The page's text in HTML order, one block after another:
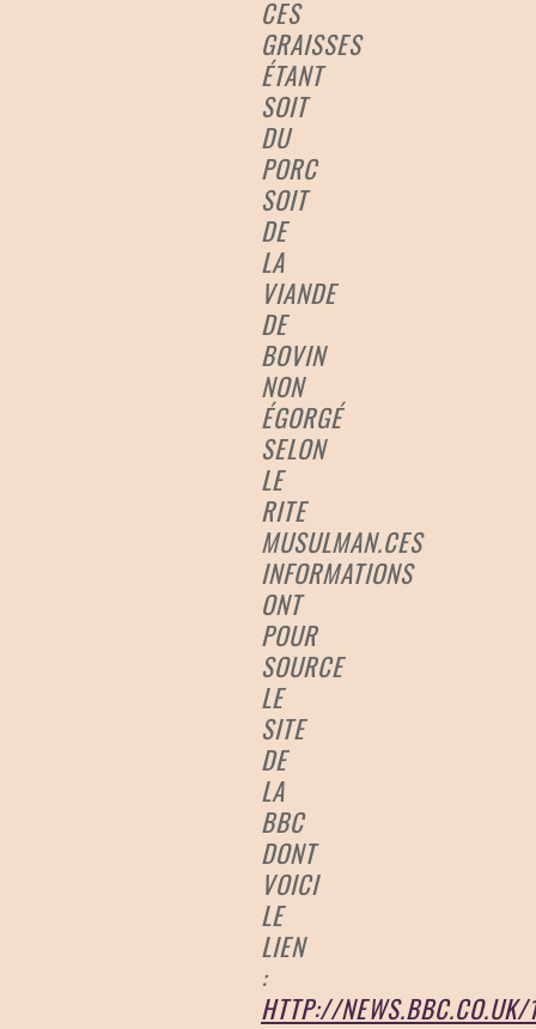
CES
GRAISSES
ÉTANT
SOIT
DU
PORC
SOIT
DE
LA
VIANDE
DE
BOVIN
NON
ÉGORGÉ
SELON
LE
RITE
MUSULMAN.CES
INFORMATIONS
ONT
POUR
SOURCE
LE
SITE
DE
LA
BBC
DONT
VOICI
LE
LIEN
:
HTTP://